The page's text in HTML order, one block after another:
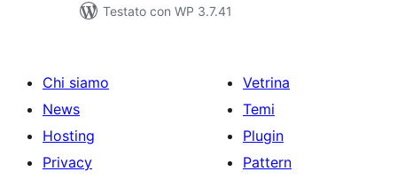
Testato con WP 3.7.41
Chi siamo
News
Hosting
Privacy
Vetrina
Temi
Plugin
Pattern